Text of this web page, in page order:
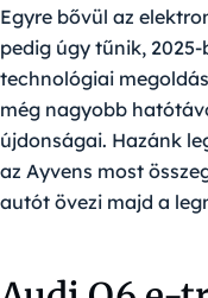
Egyre bővül az
pedig úgy tűnik,
technológiai
még nagyobb
újdonságai. Hazánk
az Ayvens most
autót övezi majd a